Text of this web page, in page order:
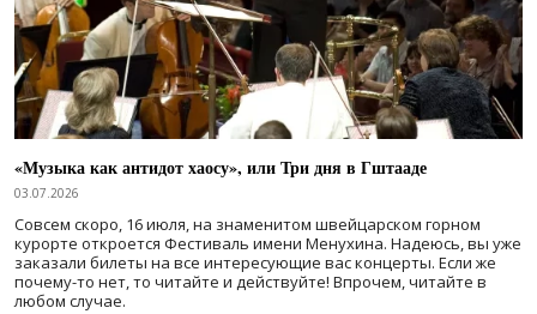
«Музыка как антидот хаосу», или Три дня в Гштааде
03.07.2026
Совсем скоро, 16 июля, на знаменитом швейцарском горном
курорте откроется Фестиваль имени Менухина. Надеюсь, вы уже
заказали билеты на все интересующие вас концерты. Если же
почему-то нет, то читайте и действуйте! Впрочем, читайте в
любом случае.